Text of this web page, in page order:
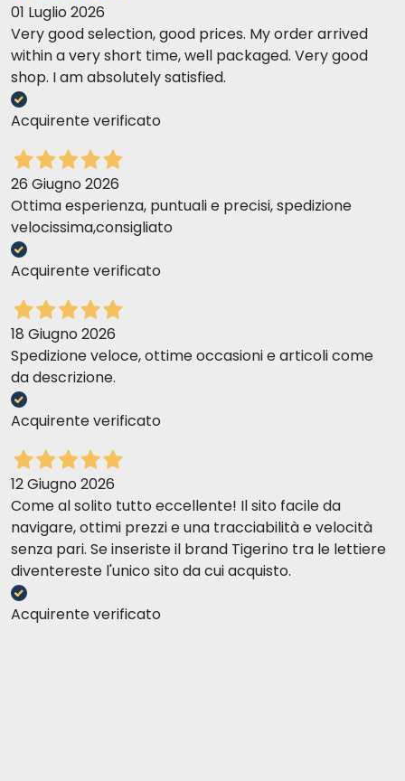
01 Luglio 2026
Very good selection, good prices. My order arrived
within a very short time, well packaged. Very good
shop. I am absolutely satisfied.
Acquirente verificato
26 Giugno 2026
Ottima esperienza, puntuali e precisi, spedizione
velocissima,consigliato
Acquirente verificato
18 Giugno 2026
Spedizione veloce, ottime occasioni e articoli come
da descrizione.
Acquirente verificato
12 Giugno 2026
Come al solito tutto eccellente! Il sito facile da
navigare, ottimi prezzi e una tracciabilità e velocità
senza pari. Se inseriste il brand Tigerino tra le lettiere
diventereste l'unico sito da cui acquisto.
Acquirente verificato